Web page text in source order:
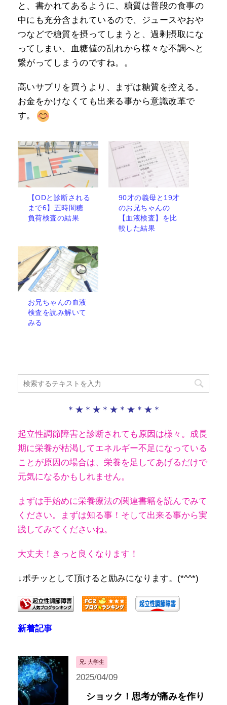
と、書かれてあるように、糖質は普段の食事の
中にも充分含まれているので、ジュースやおや
つなどで糖質を摂ってしまうと、過剰摂取にな
ってしまい、血糖値の乱れから様々な不調へと
繋がってしまうのですね。。
高いサプリを買うより、まずは糖質を控える。
お金をかけなくても出来る事から意識改革で
す。
【ODと診断される
まで6】五時間糖
負荷検査の結果
90才の義母と19才
のお兄ちゃんの
【血液検査】を比
較した結果
お兄ちゃんの血液
検査を読み解いて
みる
＊★＊★＊★＊★＊★＊
起立性調節障害と診断されても原因は様々。成長
期に栄養が枯渇してエネルギー不足になっている
ことが原因の場合は、栄養を足してあげるだけで
元気になるかもしれません。
まずは手始めに栄養療法の関連書籍を読んでみて
ください。
まずは知る事！そして出来る事から実
践してみてくださいね。
大丈夫！きっと良くなります！
↓ポチッとして頂けると励みになります。(*^^*)
新着記事
兄: 大学生
2025/04/09
ショック！思考が痛みを作り